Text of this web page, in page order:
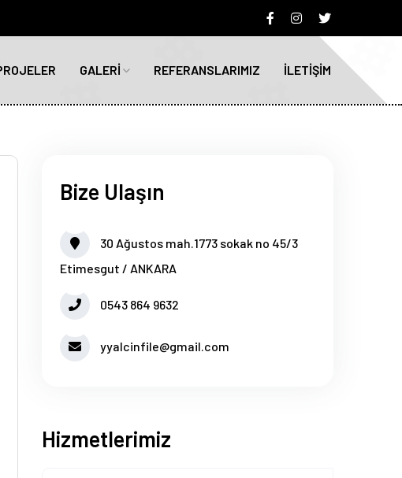
GALERİ REFERANSLARIMIZ İLETİŞİM
Bize Ulaşın
30 Ağustos mah.1773 sokak no 45/3
Etimesgut / ANKARA
0543 864 9632
yyalcinfile@gmail.com
Hizmetlerimiz